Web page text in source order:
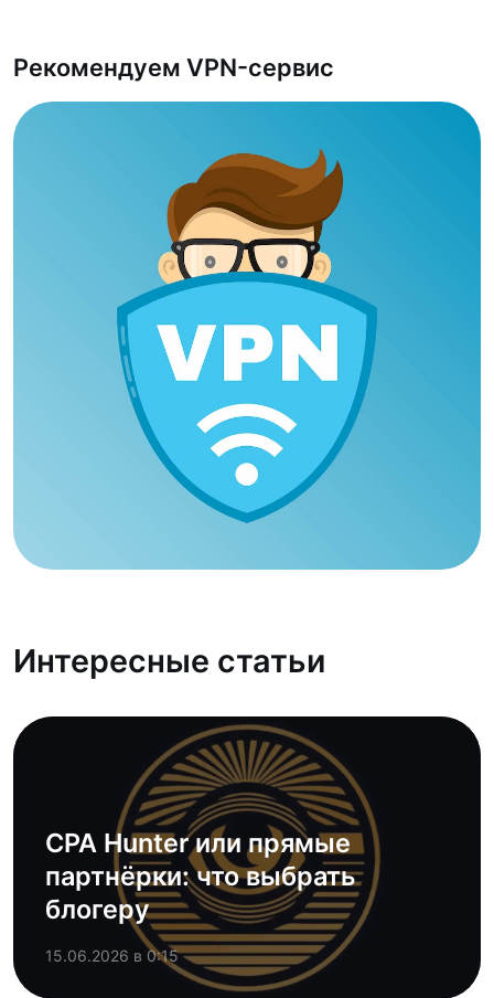
Рекомендуем VPN-сервис
Интересные статьи
CPA Hunter или прямые
партнёрки: что выбрать
блогеру
15.06.2026 в 0:15